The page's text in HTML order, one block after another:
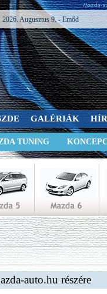
2026. Augusztus 9. - Emőd
GALÉRIÁK
TUNING
auto.hu részére